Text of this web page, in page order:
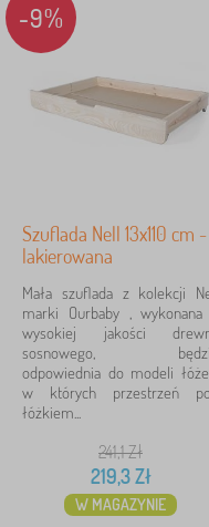
-9%
Szuflada Nell 13x110 cm -
lakierowana
Mała szuflada z kolekcji
marki Ourbaby ,
wysokiej jakości
sosnowego,
odpowiednia do modeli
w których przestrzeń
łóżkiem...
241,1Zł
219,3Zł
W MAGAZYNIE